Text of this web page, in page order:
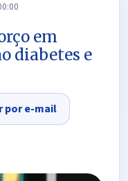
em
diabetes e
por e-mail